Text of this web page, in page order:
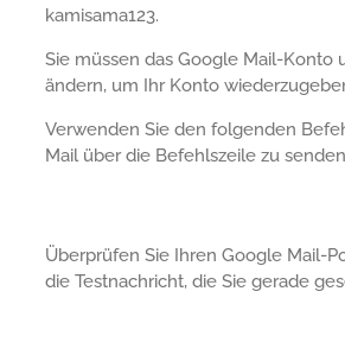
kamisama123.
Sie müssen das Google Mail-Konto
ändern, um Ihr Konto
Verwenden Sie den folgenden
Mail über die Befehlszeile zu
Überprüfen Sie Ihren Google Mail-
die Testnachricht, die Sie gerade